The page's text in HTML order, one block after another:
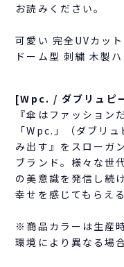
お読みください。
可愛い 完全UVカッ
ドーム型 刺繍 木製
[Wpc. / ダブリュピ
『傘はファッション
「Wpc.」（ダブリ
み出す』をスローガ
ブランド。様々な世
の美意識を発信し続
幸せを感じてもらえ
※商品カラーは生産
環境により異なる場